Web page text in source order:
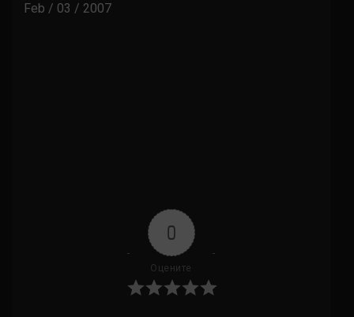
Feb / 03 / 2007
0
Оцените